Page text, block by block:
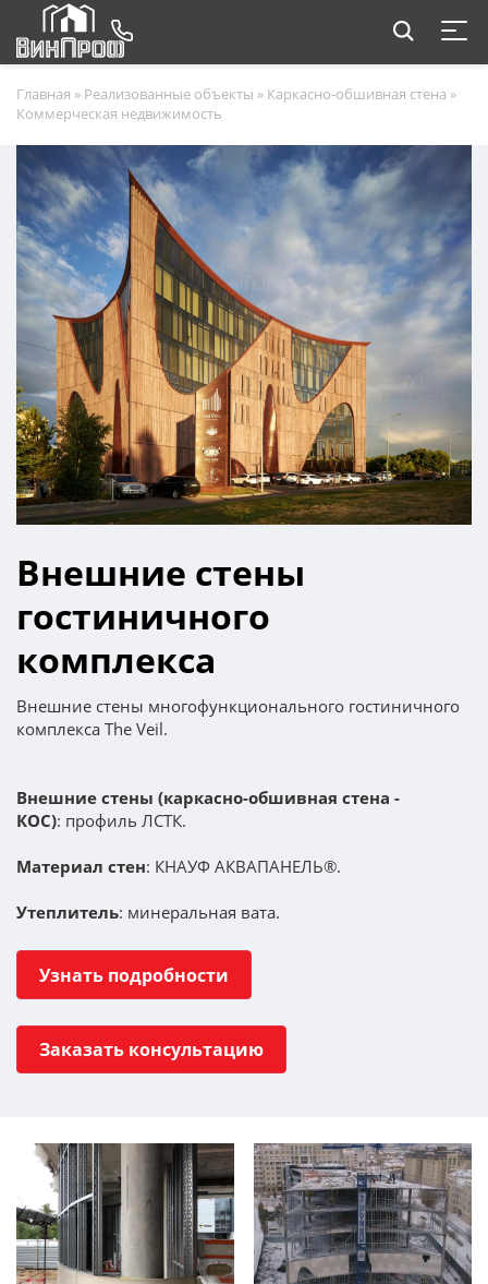
Главная » Реализованные объекты » Каркасно-обшивная стена »
Коммерческая недвижимость
Внешние стены
гостиничного
комплекса
Внешние стены многофункционального гостиничного
комплекса The Veil.
Внешние стены (каркасно-обшивная стена -
КОС): профиль ЛСТК.
Материал стен: КНАУФ АКВАПАНЕЛЬ®.
Утеплитель: минеральная вата.
Узнать подробности
Заказать консультацию